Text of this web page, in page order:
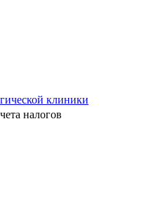
клиники
налогов